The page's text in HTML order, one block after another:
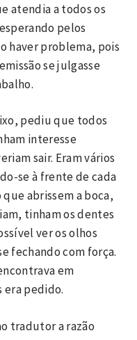
atendia a todos os
pelos
haver problema, pois
se julgasse
pediu que todos
interesse
sair. Eram vários
se à frente de cada
abrissem a boca,
tinham os dentes
ver os olhos
fechando com força.
em
era pedido.
tradutor a razão